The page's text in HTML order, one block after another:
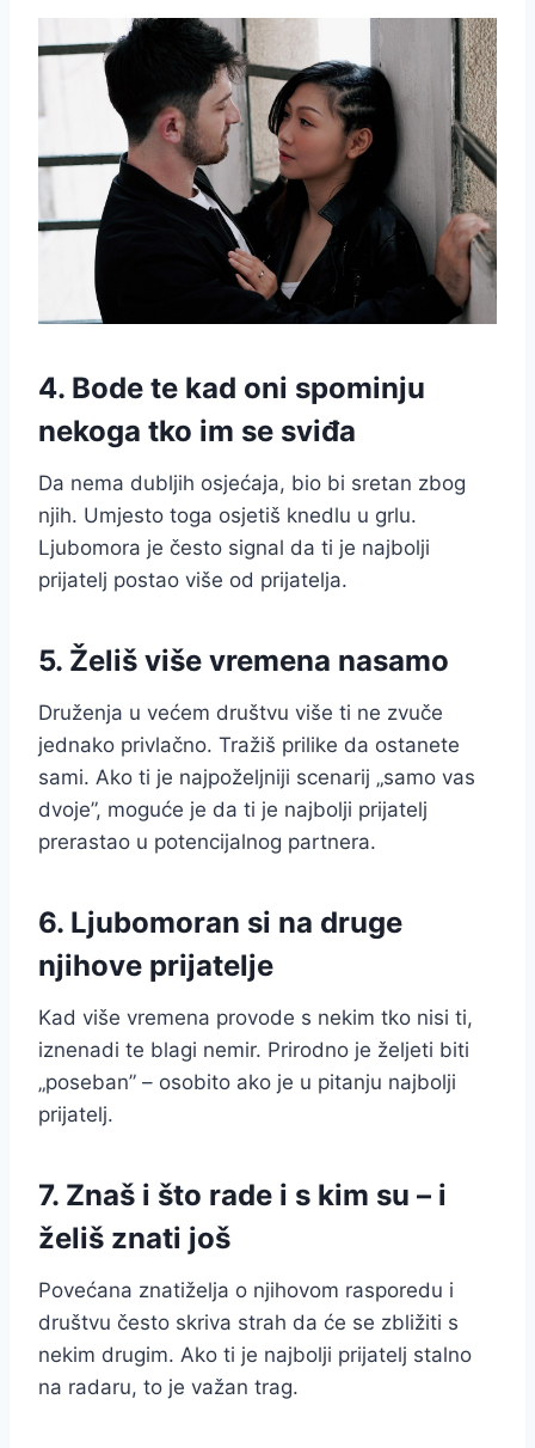
4. Bode te kad oni spominju
nekoga tko im se sviđa
Da nema dubljih osjećaja, bio bi sretan zbog
njih. Umjesto toga osjetiš knedlu u grlu.
Ljubomora je često signal da ti je najbolji
prijatelj postao više od prijatelja.
5. Želiš više vremena nasamo
Druženja u većem društvu više ti ne zvuče
jednako privlačno. Tražiš prilike da ostanete
sami. Ako ti je najpoželjniji scenarij „samo vas
dvoje”, moguće je da ti je najbolji prijatelj
prerastao u potencijalnog partnera.
6. Ljubomoran si na druge
njihove prijatelje
Kad više vremena provode s nekim tko nisi ti,
iznenadi te blagi nemir. Prirodno je željeti biti
„poseban” – osobito ako je u pitanju najbolji
prijatelj.
7. Znaš i što rade i s kim su – i
želiš znati još
Povećana znatiželja o njihovom rasporedu i
društvu često skriva strah da će se zbližiti s
nekim drugim. Ako ti je najbolji prijatelj stalno
na radaru, to je važan trag.